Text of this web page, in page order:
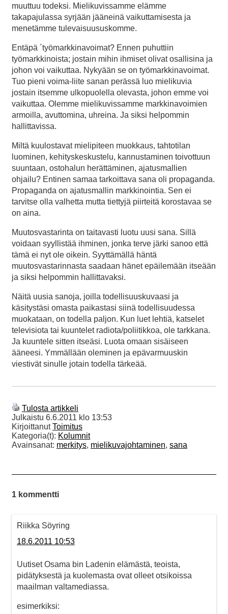
muuttuu todeksi. Mielikuvissamme elämme
takapajulassa syrjään jääneinä vaikuttamisesta ja
menetämme tulevaisuususkomme.
Entäpä ´työmarkkinavoimat? Ennen puhuttiin
työmarkkinoista; jostain mihin ihmiset olivat osallisina ja
johon voi vaikuttaa. Nykyään se on työmarkkinavoimat.
Tuo pieni voima-liite sanan perässä luo mielikuvia
jostain itsemme ulkopuolella olevasta, johon emme voi
vaikuttaa. Olemme mielikuvissamme markkinavoimien
armoilla, avuttomina, uhreina. Ja siksi helpommin
hallittavissa.
Miltä kuulostavat mielipiteen muokkaus, tahtotilan
luominen, kehityskeskustelu, kannustaminen toivottuun
suuntaan, ostohalun herättäminen, ajatusmallien
ohjailu? Entinen samaa tarkoittava sana oli propaganda.
Propaganda on ajatusmallin markkinointia. Sen ei
tarvitse olla valhetta mutta tiettyjä piirteitä korostavaa se
on aina.
Muutosvastarinta on taitavasti luotu uusi sana. Sillä
voidaan syyllistää ihminen, jonka terve järki sanoo että
tämä ei nyt ole oikein. Syyttämällä häntä
muutosvastarinnasta saadaan hänet epäilemään itseään
ja siksi helpommin hallittavaksi.
Näitä uusia sanoja, joilla todellisuuskuvaasi ja
käsitystäsi omasta paikastasi siinä todellisuudessa
muokataan, on todella paljon. Kun luet lehtiä, katselet
televisiota tai kuuntelet radiota/poliitikkoa, ole tarkkana.
Ja kuuntele sitten itseäsi. Luota omaan sisäiseen
ääneesi. Ymmällään oleminen ja epävarmuuskin
viestivät sinulle jotain todella tärkeää.
Tulosta artikkeli
Julkaistu 6.6.2011 klo 13:53
KirjoittanutToimitus
Kategoria(t): Kolumnit
Avainsanat: merkitys, mielikuvajohtaminen, sana
1 kommentti
Riikka Söyring
18.6.2011 10:53
Uutiset Osama bin Ladenin elämästä, teoista,
pidätyksestä ja kuolemasta ovat olleet otsikoissa
maailman valtamediassa.
esimerkiksi: